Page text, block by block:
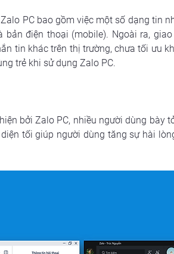
PC bao gồm việc một số dạng tin
điện thoại (mobile). Ngoài ra,
tin khác trên thị trường, chưa tối ưu
trẻ khi sử dụng Zalo PC.
bởi Zalo PC, nhiều người dùng bày
tối giúp người dùng tăng sự hài